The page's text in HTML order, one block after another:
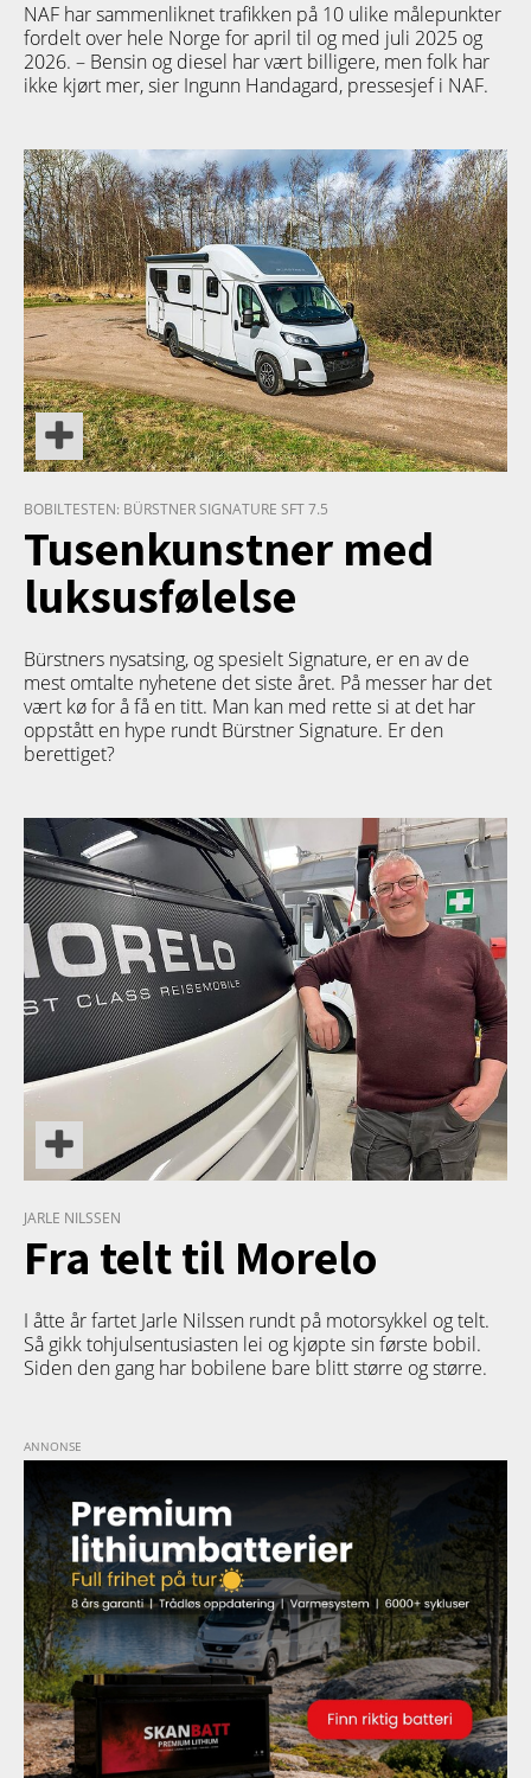
NAF har sammenliknet trafikken på 10 ulike målepunkter
fordelt over hele Norge for april til og med juli 2025 og
2026. – Bensin og diesel har vært billigere, men folk har
ikke kjørt mer, sier Ingunn Handagard, pressesjef i NAF.
PRODUKT
BOBILTESTEN: BÜRSTNER SIGNATURE SFT 7.5
Tusenkunstner med
luksusfølelse
Bürstners nysatsing, og spesielt Signature, er en av de
mest omtalte nyhetene det siste året. På messer har det
vært kø for å få en titt. Man kan med rette si at det har
oppstått en hype rundt Bürstner Signature. Er den
berettiget?
TETT PÅ
JARLE NILSSEN
Fra telt til Morelo
I åtte år fartet Jarle Nilssen rundt på motorsykkel og telt.
Så gikk tohjulsentusiasten lei og kjøpte sin første bobil.
Siden den gang har bobilene bare blitt større og større.